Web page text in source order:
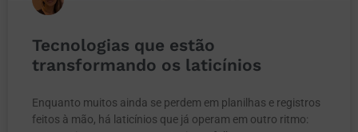
Tecnologias que estão
transformando os laticínios
Enquanto muitos ainda se perdem em planilhas e registros
feitos à mão, há laticínios que já operam em outro ritmo: